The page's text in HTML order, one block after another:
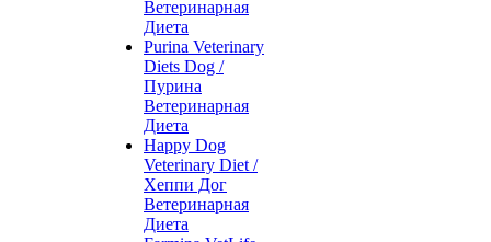
Ветеринарная
Диета
Purina Veterinary
Diets Dog /
Пурина
Ветеринарная
Диета
Happy Dog
Veterinary Diet /
Хеппи Дог
Ветеринарная
Диета